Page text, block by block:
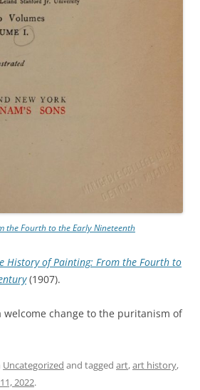
the Fourth to the Early Nineteenth
History of Painting: From the Fourth to
(1907).
welcome change to the puritanism of
Uncategorized and tagged art,art history,
2022.